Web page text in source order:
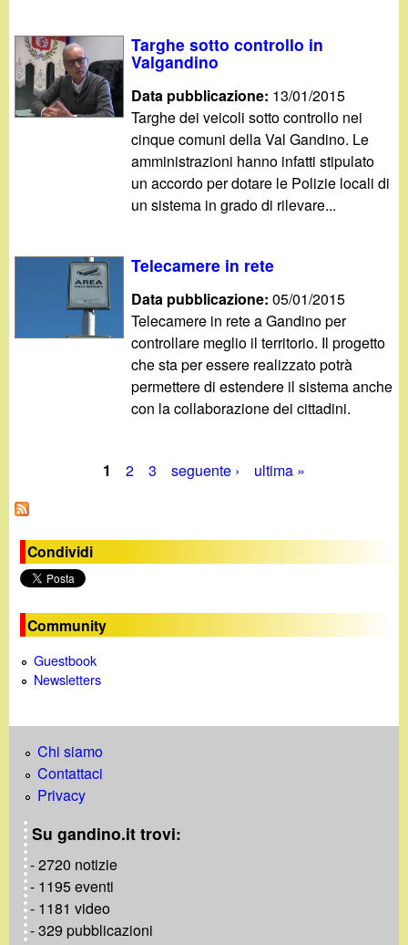
Targhe sotto controllo in
Valgandino
Data pubblicazione: 13/01/2015
Targhe dei veicoli sotto controllo nei
cinque comuni della Val Gandino. Le
amministrazioni hanno infatti stipulato
un accordo per dotare le Polizie locali di
un sistema in grado di rilevare...
Telecamere in rete
Data pubblicazione:05/01/2015
Telecamere in rete a Gandino per
controllare meglio il territorio. Il progetto
che sta per essere realizzato potrà
permettere di estendere il sistema anche
con la collaborazione dei cittadini.
P
g
n
e
1 2 3 seguente › ultima »
Condividi
Community
Guestbook
Newsletters
Chi siamo
Contattaci
Privacy
Su gandino.it trovi:
- 2720 notizie
- 1195 eventi
- 1181 video
- 329 pubblicazioni